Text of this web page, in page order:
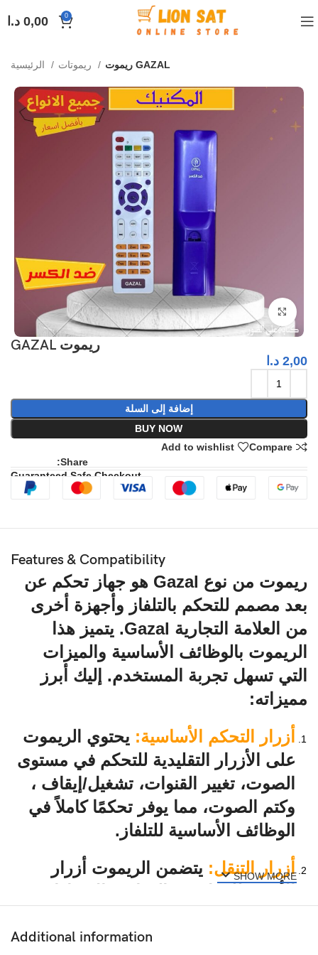
0
0,00 د.ا
ريموت GAZAL
Click to enlarge
ريموت GAZAL
2,00 د.ا
إضافة إلى السلة
BUY NOW
Compare
Add to wishlist
Share:
Guaranteed Safe Checkout
Features & Compatibility
ريموت من نوع Gazal هو جهاز تحكم عن
بعد مصمم للتحكم بالتلفاز وأجهزة أخرى
من العلامة التجارية Gazal. يتميز هذا
الريموت بالوظائف الأساسية والميزات
التي تسهل تجربة المستخدم. إليك أبرز
مميزاته:
أزرار التحكم الأساسية: يحتوي الريموت
على الأزرار التقليدية للتحكم في مستوى
الصوت، تغيير القنوات، تشغيل/إيقاف ،
وكتم الصوت، مما يوفر تحكمًا كاملاً في
الوظائف الأساسية للتلفاز.
أزرار التنقل: يتضمن الريموت أزرار
يسهل عملية التصفح والاختيار.
SHOW MORE
Additional information